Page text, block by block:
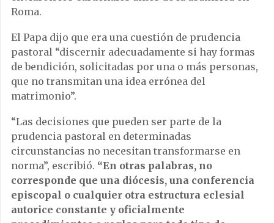
Roma.
El Papa dijo que era una cuestión de prudencia
pastoral “discernir adecuadamente si hay formas
de bendición, solicitadas por una o más personas,
que no transmitan una idea errónea del
matrimonio”.
“Las decisiones que pueden ser parte de la
prudencia pastoral en determinadas
circunstancias no necesitan transformarse en
norma”, escribió. “En otras palabras, no
corresponde que una diócesis, una conferencia
episcopal o cualquier otra estructura eclesial
autorice constante y oficialmente